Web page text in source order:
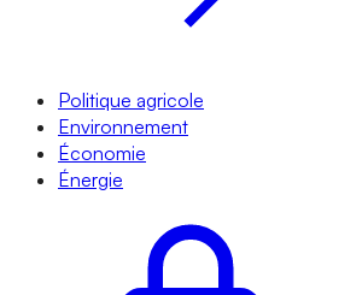
Politique agricole
Environnement
Économie
Énergie